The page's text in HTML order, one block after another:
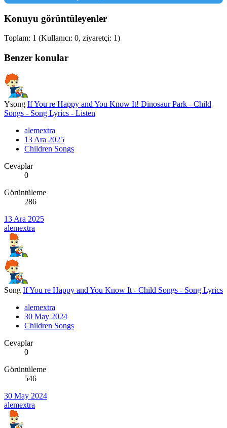
Konuyu görüntüleyenler
Toplam: 1 (Kullanıcı: 0, ziyaretçi: 1)
Benzer konular
Ysong If You re Happy and You Know It! Dinosaur Park - Child
Songs - Song Lyrics - Listen
alemextra
13 Ara 2025
Children Songs
Cevaplar
0
Görüntüleme
286
13 Ara 2025
alemextra
Song If You re Happy and You Know It - Child Songs - Song Lyrics
alemextra
30 May 2024
Children Songs
Cevaplar
0
Görüntüleme
546
30 May 2024
alemextra